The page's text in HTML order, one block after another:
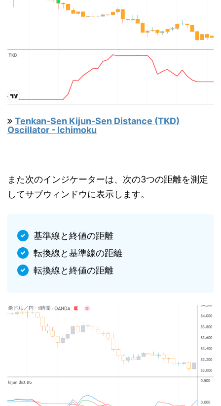
Tenkan-Sen Kijun-Sen Distance (TKD)
Oscillator - Ichimoku
また次のインジケーターは、次の3つの距離を測定
してサブウィンドウに表示します。
基準線と終値の距離
転換線と基準線の距離
転換線と終値の距離